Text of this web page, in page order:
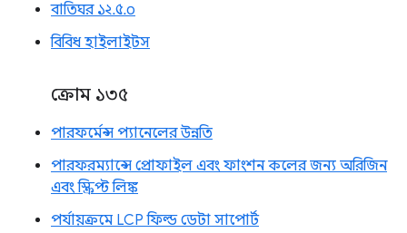
বাতিঘর ১২.৫.০
বিবিধ হাইলাইটস
ক্রোম ১৩৫
পারফর্মেন্স প্যানেলের উন্নতি
পারফরম্যান্সে প্রোফাইল এবং ফাংশন কলের জন্য অরিজিন
এবং স্ক্রিপ্ট লিঙ্ক
পর্যায়ক্রমে LCP ফিল্ড ডেটা সাপোর্ট